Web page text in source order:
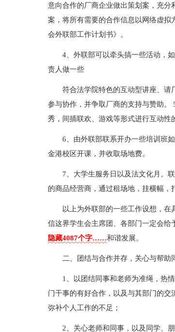
意向合作的厂商企业做出策划案，充
案，将所有需要的合作信息以网络虚
会外联部工作计划书》。
4、外联部可以牵头搞一些活动，
责人做一些
符合法学院特色的互动型讲座、请
参与协作，并争取厂商的支持与赞助
秀，间插联欢、游戏等形式进行互动性
6、由外联部联系开办一些培训班
金港校区开课，并收取场地费。
7、大学生服务日以及法文化月。
的商品经营商，通过租场地，挂横幅，
以上为外联部的一些工作设想，
信这界学生会主席团、各部门一定会
隐藏4087个字……和谐发展。
二、团结与合作并存，关心与帮助
1、以团结同事和老师为准绳，热
门干事的有好合作，以及与其部门的
弥补个人工作的不足；
2、关心老师和同事，以及同学、